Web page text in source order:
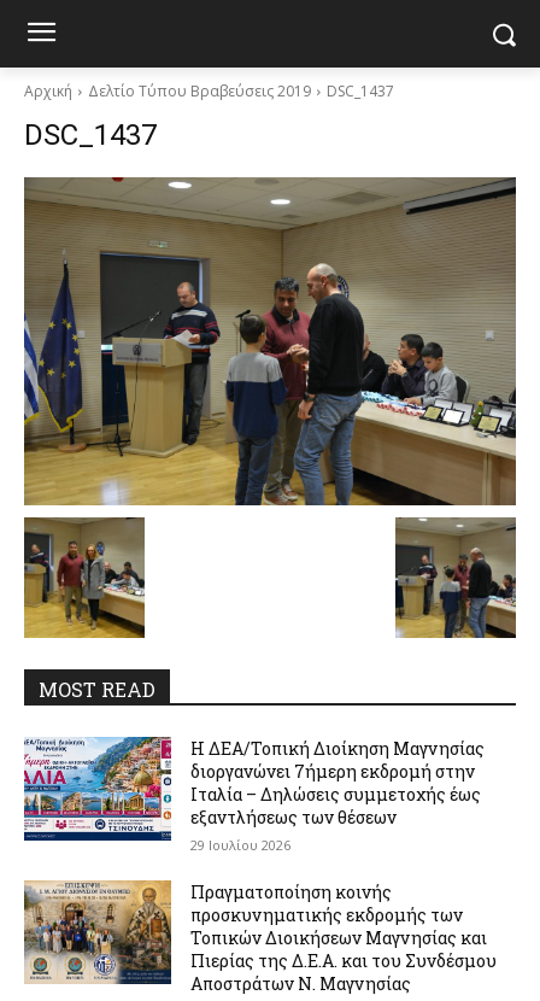
Αρχική Δελτίο Τύπου Βραβεύσεις 2019 DSC_1437
DSC_1437
MOST READ
Η ΔΕΑ/Τοπική Διοίκηση Μαγνησίας
διοργανώνει 7ήμερη εκδρομή στην
Ιταλία – Δηλώσεις συμμετοχής έως
εξαντλήσεως των θέσεων
29 Ιουλίου 2026
Πραγματοποίηση κοινής
προσκυνηματικής εκδρομής των
Τοπικών Διοικήσεων Μαγνησίας και
Πιερίας της Δ.Ε.Α. και του Συνδέσμου
Αποστράτων Ν. Μαγνησίας